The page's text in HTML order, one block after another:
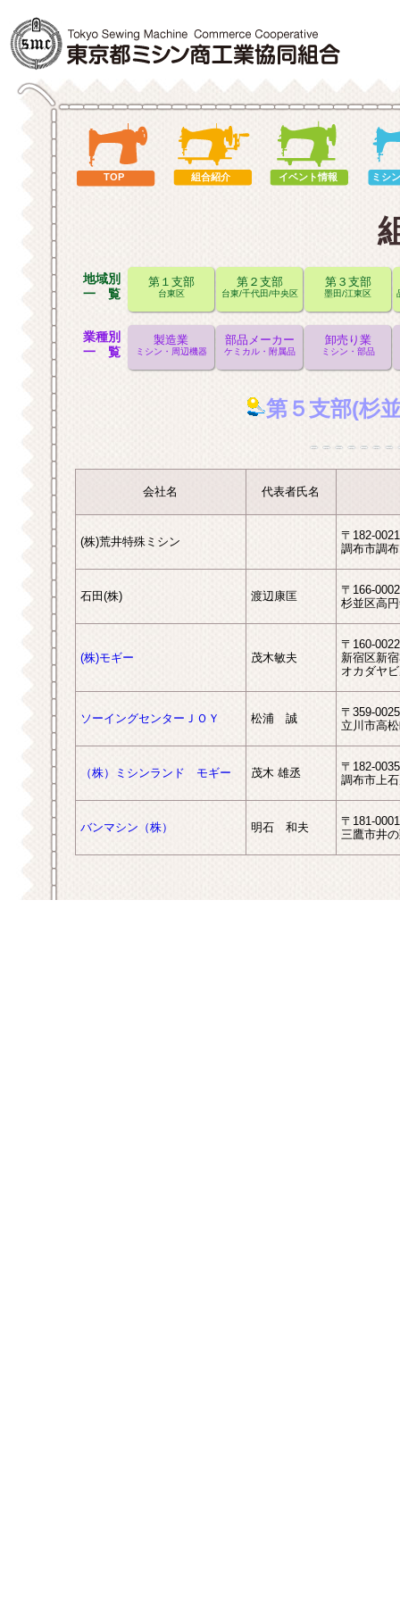
TOP 組合紹介 イベント情報 ミシ
地域別
一 覧
第１支部
台東区
第２支部
台東/千代田/中央区
第３支部
墨田/江東区
業種別
一 覧
製造業
ミシン・周辺機器
部品メーカー
ケミカル・附属品
卸売り業
ミシン・部品
第５支部(杉
会社名 代表者氏名
(株)荒井特殊ミシン
〒182-0021
調布市調
石田(株) 渡辺康匡
〒166-0002
杉並区高
(株)モギー 茂木敏夫
〒160-0022
新宿区新
オカダヤ
ソーイングセンターＪＯＹ 松浦 誠
〒359-0025
立川市高
（株）ミシンランド モギー 茂木 雄丞
〒182-0035
調布市上
バンマシン（株） 明石 和夫
〒181-0001
三鷹市井